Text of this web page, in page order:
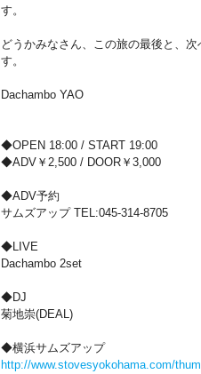
す。
どうかみなさん、この旅の最後と、
す。
Dachambo YAO
◆OPEN 18:00 / START 19:00
◆ADV￥2,500 / DOOR￥3,000
◆ADV予約
サムズアップ TEL:045-314-8705
◆LIVE
Dachambo 2set
◆DJ
菊地崇(DEAL)
◆横浜サムズアップ
http://www.stovesyokohama.com/